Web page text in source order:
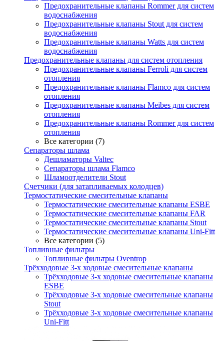
Предохранительные клапаны Rommer для систем
водоснабжения
Предохранительные клапаны Stout для систем
водоснабжения
Предохранительные клапаны Watts для систем
водоснабжения
Предохранительные клапаны для систем отопления
Предохранительные клапаны Ferroli для систем
отопления
Предохранительные клапаны Flamco для систем
отопления
Предохранительные клапаны Meibes для систем
отопления
Предохранительные клапаны Rommer для систем
отопления
Все категории (7)
Сепараторы шлама
Дешламаторы Valtec
Сепараторы шлама Flamco
Шламоотделители Stout
Счетчики (для затапливаемых колодцев)
Термостатические смесительные клапаны
Термостатические смесительные клапаны ESBE
Термостатические смесительные клапаны FAR
Термостатические смесительные клапаны Stout
Термостатические смесительные клапаны Uni-Fitt
Все категории (5)
Топливные фильтры
Топливные фильтры Oventrop
Трёхходовые 3-х ходовые смесительные клапаны
Трёхходовые 3-х ходовые смесительные клапаны
ESBE
Трёхходовые 3-х ходовые смесительные клапаны
Stout
Трёхходовые 3-х ходовые смесительные клапаны
Uni-Fitt